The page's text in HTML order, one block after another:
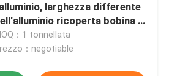
larghezza differente
ricoperta bobina di
：1 tonnellata
：negotiable